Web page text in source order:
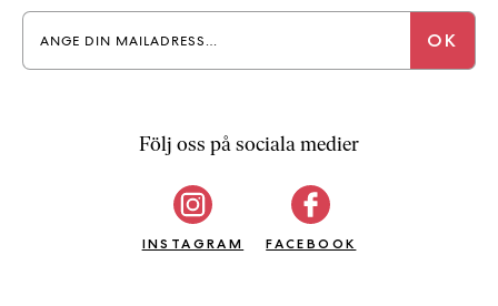
Följ oss på sociala medier
INSTAGRAM FACEBOOK